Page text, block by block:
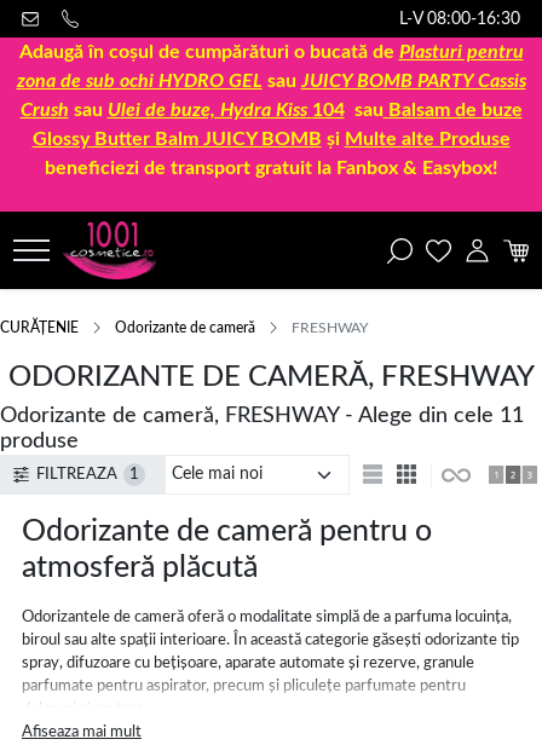
L-V 08:00-16:30
Adaugă în coșul de cumpărături o bucată de Plasturi pentru
zona de sub ochi HYDRO GEL sau JUICY BOMB PARTY Cassis
Crush sau Ulei de buze, Hydra Kiss 104sau Balsam de buze
Glossy Butter Balm JUICY BOMB și Multe alte Produse
beneficiezi de transport gratuit la Fanbox & Easybox!
CURĂȚENIE Odorizante de cameră FRESHWAY
ODORIZANTE DE CAMERĂ, FRESHWAY
Odorizante de cameră, FRESHWAY - Alege din cele 11
produse
FILTREAZA 1
Odorizante de cameră pentru o
atmosferă plăcută
Odorizantele de cameră oferă o modalitate simplă de a parfuma locuința,
biroul sau alte spații interioare. În această categorie găsești odorizante tip
spray, difuzoare cu bețișoare, aparate automate și rezerve, granule
parfumate pentru aspirator, precum și pliculețe parfumate pentru
Afiseaza mai mult